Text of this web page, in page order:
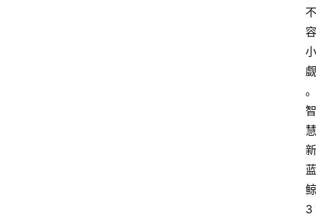
不
容
小
觑
。
智
慧
新
蓝
鲸
3